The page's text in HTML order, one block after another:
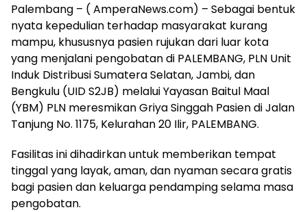
desain
Koran
dan
media
siber
lebih
eksklusif,
bergaya
trendi,
unsur
edukasi,
gaya
hidup,
hiburan,
Palembang – ( AmperaNews.com) – Sebagai bentuk
nyata kepedulian terhadap masyarakat kurang
mampu, khususnya pasien rujukan dari luar kota
yang menjalani pengobatan di PALEMBANG, PLN Unit
Induk Distribusi Sumatera Selatan, Jambi, dan
Bengkulu (UID S2JB) melalui Yayasan Baitul Maal
(YBM) PLN meresmikan Griya Singgah Pasien di Jalan
Tanjung No. 1175, Kelurahan 20 Ilir, PALEMBANG.
Fasilitas ini dihadirkan untuk memberikan tempat
tinggal yang layak, aman, dan nyaman secara gratis
bagi pasien dan keluarga pendamping selama masa
pengobatan.